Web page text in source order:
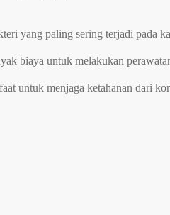
yang paling sering terjadi pada
biaya untuk melakukan
untuk menjaga ketahanan dari